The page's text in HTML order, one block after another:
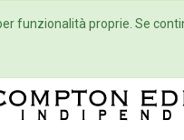
Eventi
funzionalità proprie. Se